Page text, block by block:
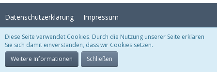
Datenschutzerklärung Impressum
Stil:Crystal Temptation , erstellt vonKittMedia
Community-Software:
Diese Seite verwendet Cookies. Durch die Nutzung unserer Seite erklären
Sie sich damit einverstanden, dass wir Cookies setzen.
Weitere Informationen
Schließen